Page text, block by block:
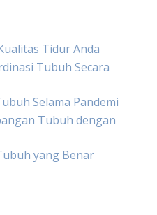
Tidur Anda
Tubuh Secara
Selama Pandemi
Tubuh dengan
yang Benar